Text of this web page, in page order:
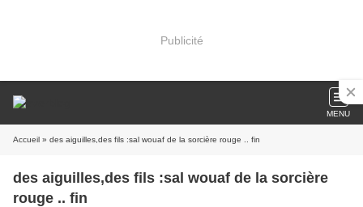
Publicité
MENU
Accueil » des aiguilles,des fils :sal wouaf de la sorcière rouge .. fin
des aiguilles,des fils :sal wouaf de la sorcière
rouge .. fin